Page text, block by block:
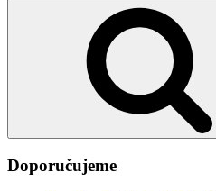
Doporučujeme